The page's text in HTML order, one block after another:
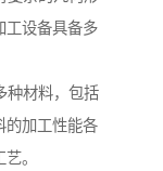
工设备具备多
种材料，包括
的加工性能各
。